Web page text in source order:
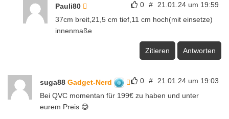
0 # 21.01.24 um 19:59
Pauli80
37cm breit,21,5 cm tief,11 cm hoch(mit einsetze)
innenmaße
Zitieren Antworten
0 # 21.01.24 um 19:03
suga88 Gadget-Nerd
Bei QVC momentan für 199€ zu haben und unter
eurem Preis 😅